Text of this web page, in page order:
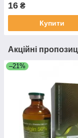
16 ₴
Купити
Акційні
–21%